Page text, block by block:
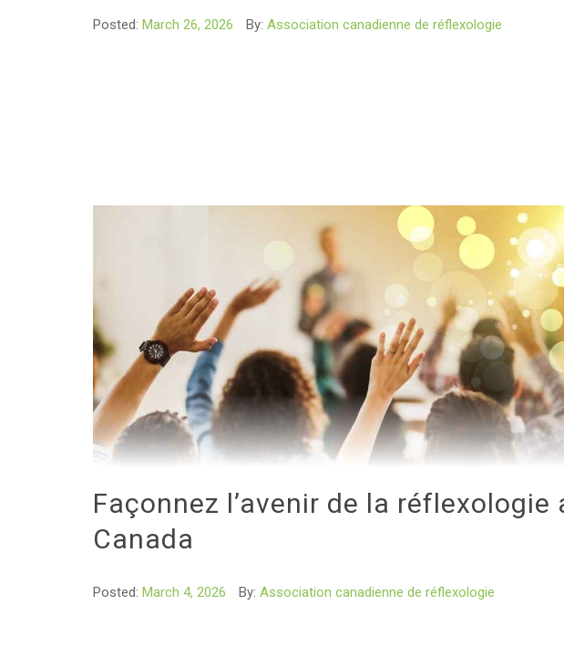
Posted: March 26, 2026 By: Association canadienne de réflexologie
Façonnez l’avenir de la réflexologie
Canada
Posted: March 4, 2026 By: Association canadienne de réflexologie